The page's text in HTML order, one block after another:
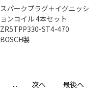
スパークプラグ＋イグニッシ
ョンコイル 4本セット
ZR5TPP330-ST4-470
BOSCH製
... 次へ 最後へ